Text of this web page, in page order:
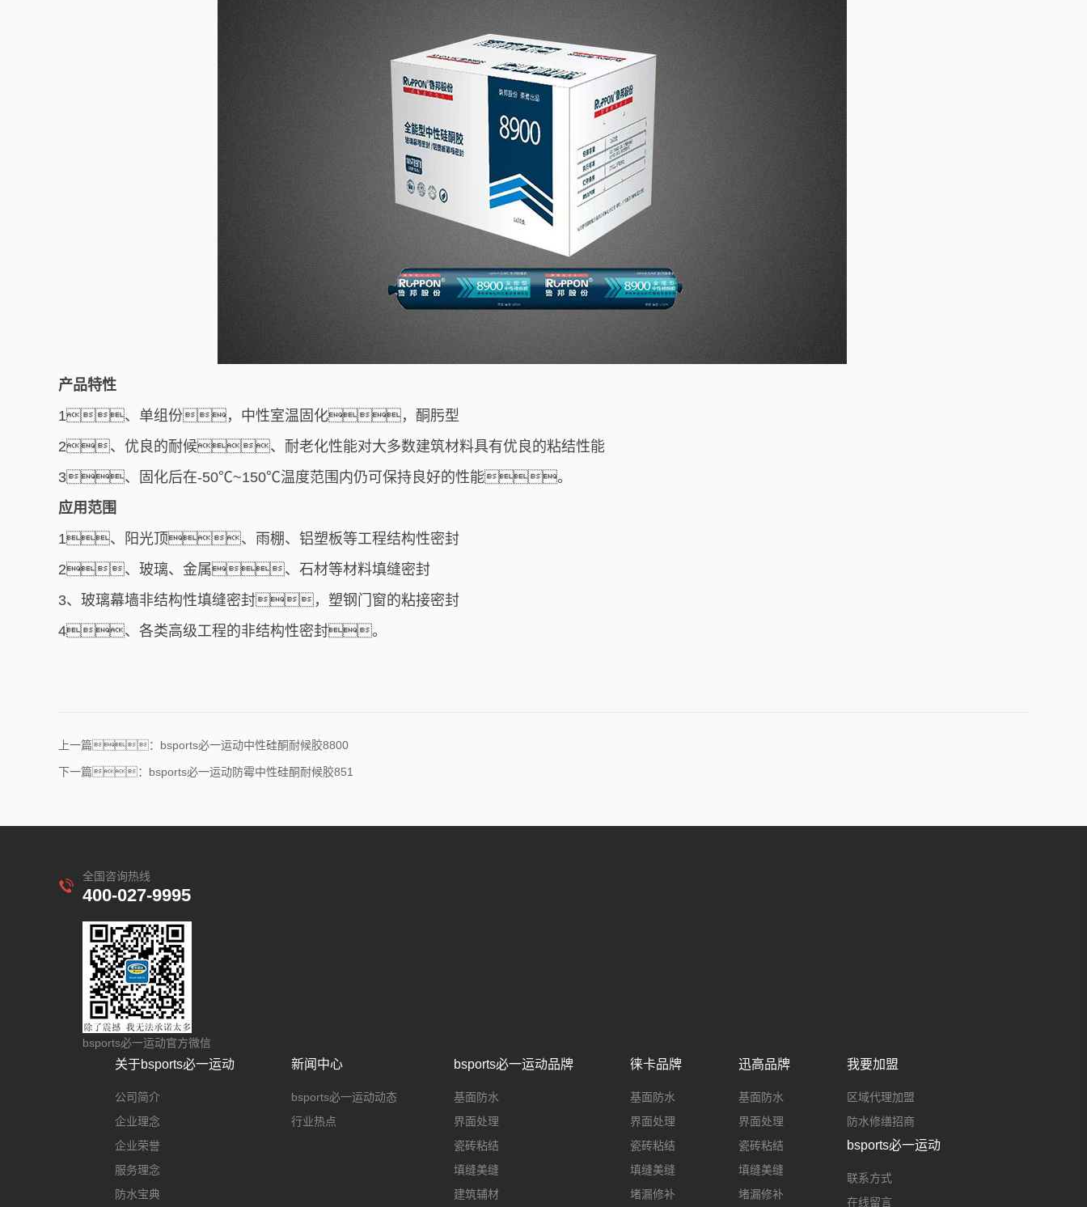
产品特性
1、 单组份，中性室温固化，酮肟型
2、 优良的耐候、耐老化性能对大多数建筑材料具有优良的粘结性能
3、
固化后在-50℃~150℃温度范围内仍可保持良好的性能。
应用范围
1、
阳光顶、雨棚、铝塑板等工程结构性密封
2、 玻璃、金属、石材等材料填缝密封
3、 玻璃幕墙非结构性填缝密封，塑钢门窗的粘接密封
4、 各类高级工程的非结构性密封。
上一篇：bsports必一运动中性硅酮耐候胶8800
下一篇：bsports必一运动防霉中性硅酮耐候胶851
全国咨询热线
400-027-9995
bsports必一运动官方微信
关于bsports必一运动
公司简介
企业理念
企业荣誉
服务理念
防水宝典
新闻中心
bsports必一运动动态
行业热点
bsports必一运动品牌
基面防水
界面处理
瓷砖粘结
填缝美缝
建筑辅材
徕卡品牌
基面防水
界面处理
瓷砖粘结
填缝美缝
堵漏修补
迅高品牌
基面防水
界面处理
瓷砖粘结
填缝美缝
堵漏修补
我要加盟
区域代理加盟
防水修缮招商
bsports必一运动
联系方式
在线留言